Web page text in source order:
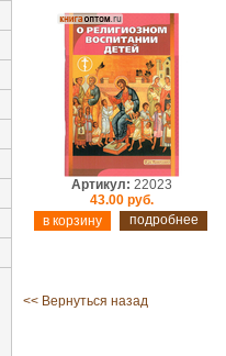
Артикул: 22023
43.00 руб.
подробнее
<< Вернуться назад